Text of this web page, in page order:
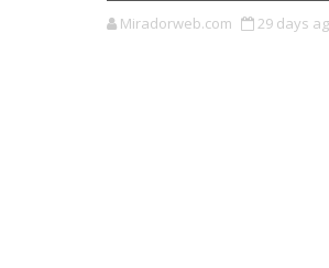
Miradorweb.com 29 days